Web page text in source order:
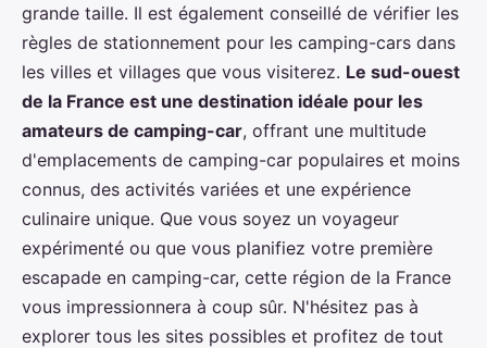
grande taille. Il est également conseillé de vérifier les
règles de stationnement pour les camping-cars dans
les villes et villages que vous visiterez. Le sud-ouest
de la France est une destination idéale pour les
amateurs de camping-car, offrant une multitude
d'emplacements de camping-car populaires et moins
connus, des activités variées et une expérience
culinaire unique. Que vous soyez un voyageur
expérimenté ou que vous planifiez votre première
escapade en camping-car, cette région de la France
vous impressionnera à coup sûr. N'hésitez pas à
explorer tous les sites possibles et profitez de tout